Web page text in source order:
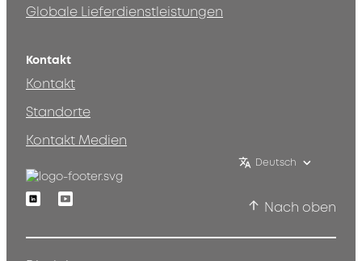
Globale Lieferdienstleistungen
Kontakt
Kontakt
Standorte
Kontakt Medien
Deutsch
LinkedinYoutube
Nach oben